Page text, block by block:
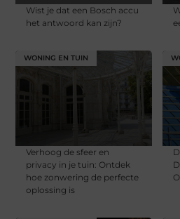
Wist je dat een Bosch accu
het antwoord kan zijn?
WONING EN TUIN
Verhoog de sfeer en
privacy in je tuin: Ontdek
hoe zonwering de perfecte
oplossing is